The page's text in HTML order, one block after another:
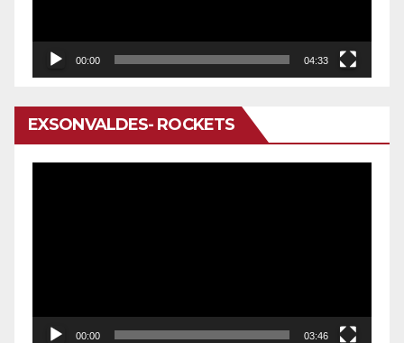
00:00 04:33
EXSONVALDES- ROCKETS
00:00 03:46